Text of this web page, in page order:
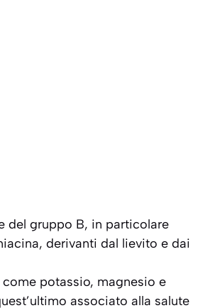
del gruppo B, in particolare
derivanti dal lievito e dai
potassio, magnesio e
associato alla salute